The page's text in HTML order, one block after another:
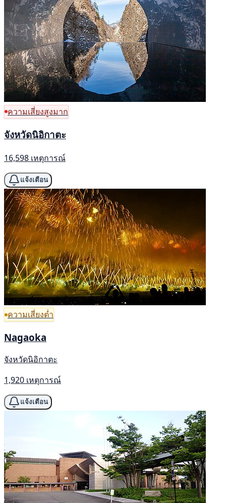
ความเสี่ยงสูงมาก
จังหวัดนิอิกาตะ
16,598 เหตุการณ์
แจ้งเตือน
ความเสี่ยงต่ำ
Nagaoka
จังหวัดนิอิกาตะ
1,920 เหตุการณ์
แจ้งเตือน